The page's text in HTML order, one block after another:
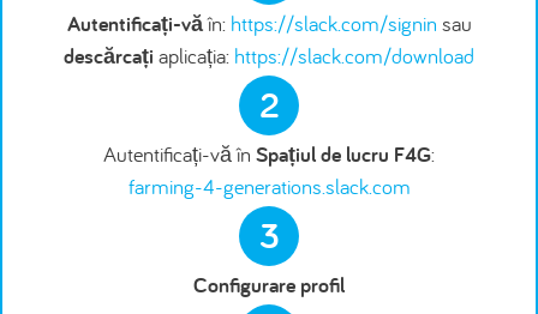
Autentificați-văîn: https://slack.com/signin sau
descărcați aplicația: https://slack.com/download
2
Autentificați-vă în Spațiul de lucru F4G:
farming-4-generations.slack.com
3
Configurare profil